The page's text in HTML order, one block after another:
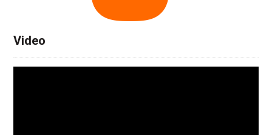
Video